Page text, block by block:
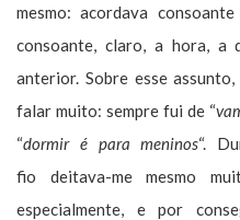
mesmo: acordava
consoante, claro, a hora, a
anterior. Sobre esse
falar muito: sempre fui de “
“dormir é para meninos“.
fio deitava-me mesmo
especialmente, e por